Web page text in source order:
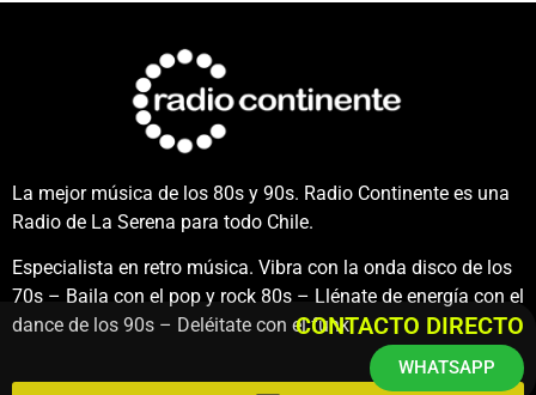
La mejor música de los 80s y 90s. Radio Continente es una
Radio de La Serena para todo Chile.
Especialista en retro música. Vibra con la onda disco de los
70s – Baila con el pop y rock 80s – Llénate de energía con el
dance de los 90s – Deléitate con el funk.CONTACTO DIRECTO
WHATSAPP